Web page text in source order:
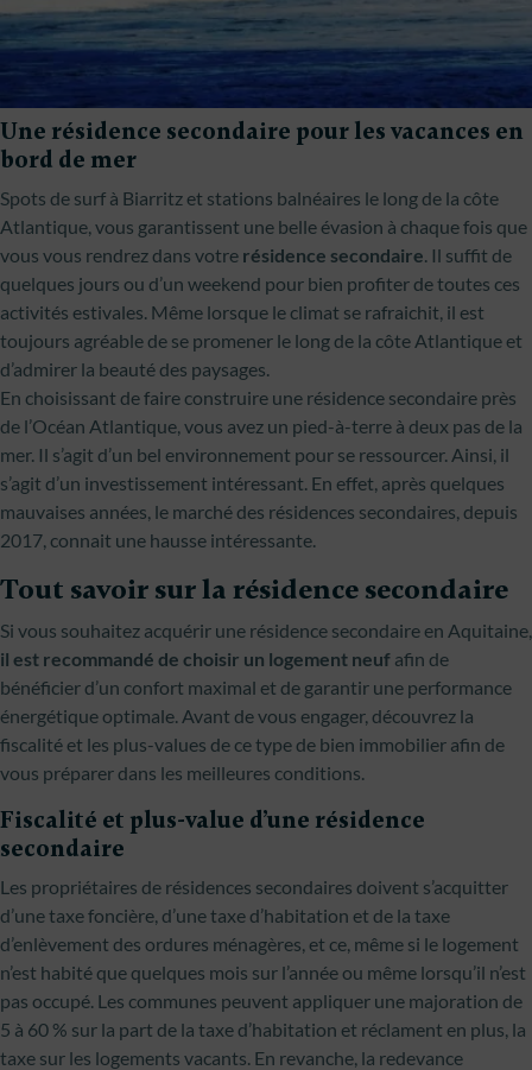
Une résidence secondaire pour les vacances en
bord de mer
Spots de surf à Biarritz et stations balnéaires le long de la côte
Atlantique, vous garantissent une belle évasion à chaque fois que
vous vous rendrez dans votre résidence secondaire. Il suffit de
quelques jours ou d’un weekend pour bien profiter de toutes ces
activités estivales. Même lorsque le climat se rafraichit, il est
toujours agréable de se promener le long de la côte Atlantique et
d’admirer la beauté des paysages.
En choisissant de faire construire une résidence secondaire près
de l’Océan Atlantique, vous avez un pied-à-terre à deux pas de la
mer. Il s’agit d’un bel environnement pour se ressourcer. Ainsi, il
s’agit d’un investissement intéressant. En effet, après quelques
mauvaises années, le marché des résidences secondaires, depuis
2017, connait une hausse intéressante.
Tout savoir sur la résidence secondaire
Si vous souhaitez acquérir une résidence secondaire en Aquitaine,
il est recommandé de choisir un logement neuf afin de
bénéficier d’un confort maximal et de garantir une performance
énergétique optimale. Avant de vous engager, découvrez la
fiscalité et les plus-values de ce type de bien immobilier afin de
vous préparer dans les meilleures conditions.
Fiscalité et plus-value d’une résidence
secondaire
Les propriétaires de résidences secondaires doivent s’acquitter
d’une taxe foncière, d’une taxe d’habitation et de la taxe
d’enlèvement des ordures ménagères, et ce, même si le logement
n’est habité que quelques mois sur l’année ou même lorsqu’il n’est
pas occupé. Les communes peuvent appliquer une majoration de
5 à 60 % sur la part de la taxe d’habitation et réclament en plus, la
taxe sur les logements vacants. En revanche, la redevance